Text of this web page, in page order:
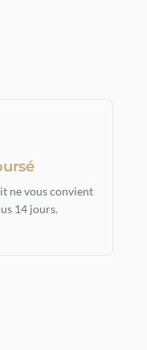
ne vous convient
14 jours.